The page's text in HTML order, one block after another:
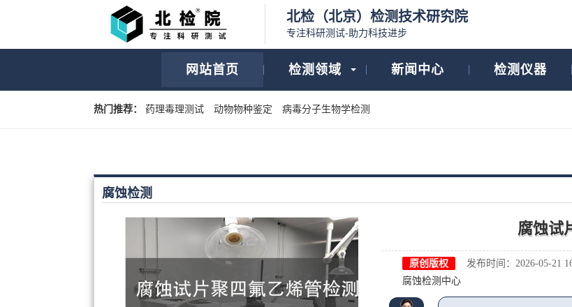
北检（北京）检测技术研究院
专注科研测试-助力科技进步
网站首页 检测领域 新闻中心 检测仪器
热门推荐： 药理毒理测试 动物物种鉴定 病毒分子生物学检测
腐蚀检测
腐蚀试
原创版权 发布时间：2026-05-21
腐蚀检测中心